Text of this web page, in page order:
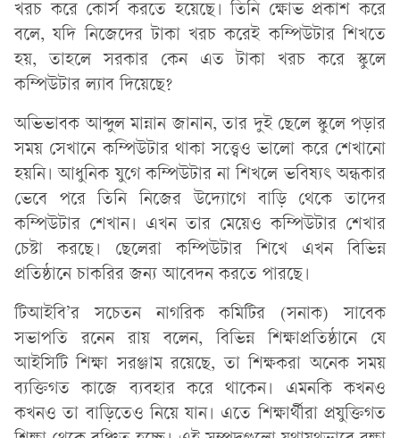
খরচ করে কোর্স করতে হয়েছে। তিনি ক্ষোভ প্রকাশ করে
বলে, যদি নিজেদের টাকা খরচ করেই কম্পিউটার শিখতে
হয়, তাহলে সরকার কেন এত টাকা খরচ করে স্কুলে
কম্পিউটার ল্যাব দিয়েছে?
অভিভাবক আব্দুল মান্নান জানান, তার দুই ছেলে স্কুলে পড়ার
সময় সেখানে কম্পিউটার থাকা সত্ত্বেও ভালো করে শেখানো
হয়নি। আধুনিক যুগে কম্পিউটার না শিখলে ভবিষ্যৎ অন্ধকার
ভেবে পরে তিনি নিজের উদ্যোগে বাড়ি থেকে তাদের
কম্পিউটার শেখান। এখন তার মেয়েও কম্পিউটার শেখার
চেষ্টা করছে। ছেলেরা কম্পিউটার শিখে এখন বিভিন্ন
প্রতিষ্ঠানে চাকরির জন্য আবেদন করতে পারছে।
টিআইবি’র সচেতন নাগরিক কমিটির (সনাক) সাবেক
সভাপতি রনেন রায় বলেন, বিভিন্ন শিক্ষাপ্রতিষ্ঠানে যে
আইসিটি শিক্ষা সরঞ্জাম রয়েছে, তা শিক্ষকরা অনেক সময়
ব্যক্তিগত কাজে ব্যবহার করে থাকেন। এমনকি কখনও
কখনও তা বাড়িতেও নিয়ে যান। এতে শিক্ষার্থীরা প্রযুক্তিগত